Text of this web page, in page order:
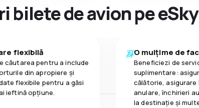
bilete de avion pe
flexibilă
căutarea pentru a include
din apropiere și
flexibile pentru a găsi
ieftină opțiune.
O mulțime de
Beneficiezi de
suplimentare:
călătorie, asigurare
anulare, închirieri
la destinaţie și